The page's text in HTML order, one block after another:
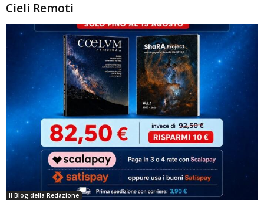
Cieli Remoti
Il Blog della Redazione